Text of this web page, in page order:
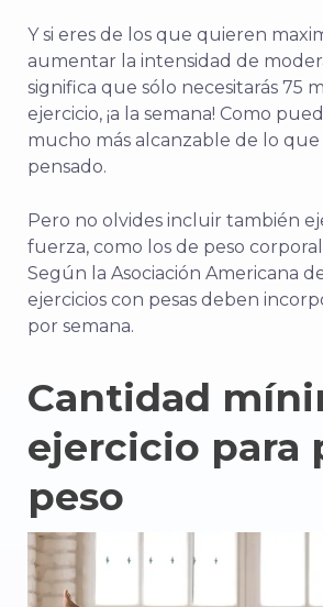
Y si eres de los que quieren
aumentar la intensidad de
significa que sólo necesitarás 75
ejercicio, ¡a la semana! Como
mucho más alcanzable de lo
pensado.
Pero no olvides incluir también
fuerza, como los de peso corporal
Según la Asociación Americana
ejercicios con pesas deben
por semana.
Cantidad
ejercicio para
peso